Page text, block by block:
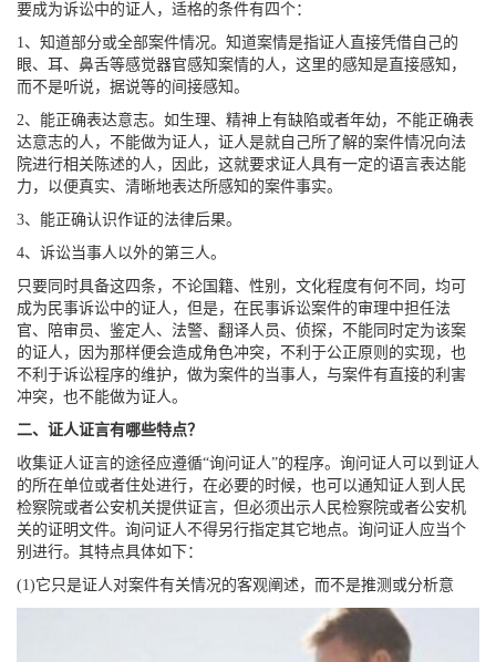
要成为诉讼中的证人，适格的条件有四个：
1、知道部分或全部案件情况。知道案情是指证人直接凭借自己的
眼、耳、鼻舌等感觉器官感知案情的人，这里的感知是直接感知，
而不是听说，据说等的间接感知。
2、能正确表达意志。如生理、精神上有缺陷或者年幼，不能正确表
达意志的人，不能做为证人，证人是就自己所了解的案件情况向法
院进行相关陈述的人，因此，这就要求证人具有一定的语言表达能
力，以便真实、清晰地表达所感知的案件事实。
3、能正确认识作证的法律后果。
4、诉讼当事人以外的第三人。
只要同时具备这四条，不论国籍、性别，文化程度有何不同，均可
成为民事诉讼中的证人，但是，在民事诉讼案件的审理中担任法
官、陪审员、鉴定人、法警、翻译人员、侦探，不能同时定为该案
的证人，因为那样便会造成角色冲突，不利于公正原则的实现，也
不利于诉讼程序的维护，做为案件的当事人，与案件有直接的利害
冲突，也不能做为证人。
二、证人证言有哪些特点？
收集证人证言的途径应遵循“询问证人”的程序。询问证人可以到证人
的所在单位或者住处进行，在必要的时候，也可以通知证人到人民
检察院或者公安机关提供证言，但必须出示人民检察院或者公安机
关的证明文件。询问证人不得另行指定其它地点。询问证人应当个
别进行。其特点具体如下：
(1)它只是证人对案件有关情况的客观阐述，而不是推测或分析意